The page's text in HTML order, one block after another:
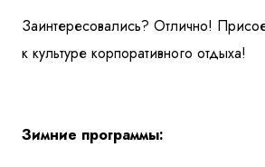
Заинтересовались? Отлично!
к культуре корпоративного отдыха!
Зимние программы: